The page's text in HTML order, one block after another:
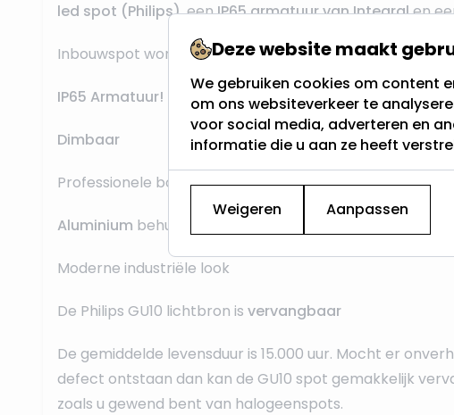
led spot (Philips), eenIP65 armatuur van Integralen
Inbouwspot wordt compleet geleverd
IP65 Armatuur!
Dimbaar
Professionele bouwkwaliteit voor eenlange levensduur
Aluminium behuizing
Moderne industriële look
De Philips GU10 lichtbron is vervangbaar
De gemiddelde levensduur is 15.000 uur. Mocht er
defect ontstaan dan kan de GU10 spot gemakkelijk
zoals u gewend bent van halogeenspots.
Deze website maakt
We gebruiken cookies om content
om ons websiteverkeer te
voor social media, adverteren en
informatie die u aan ze heeft
Weigeren Aanpassen